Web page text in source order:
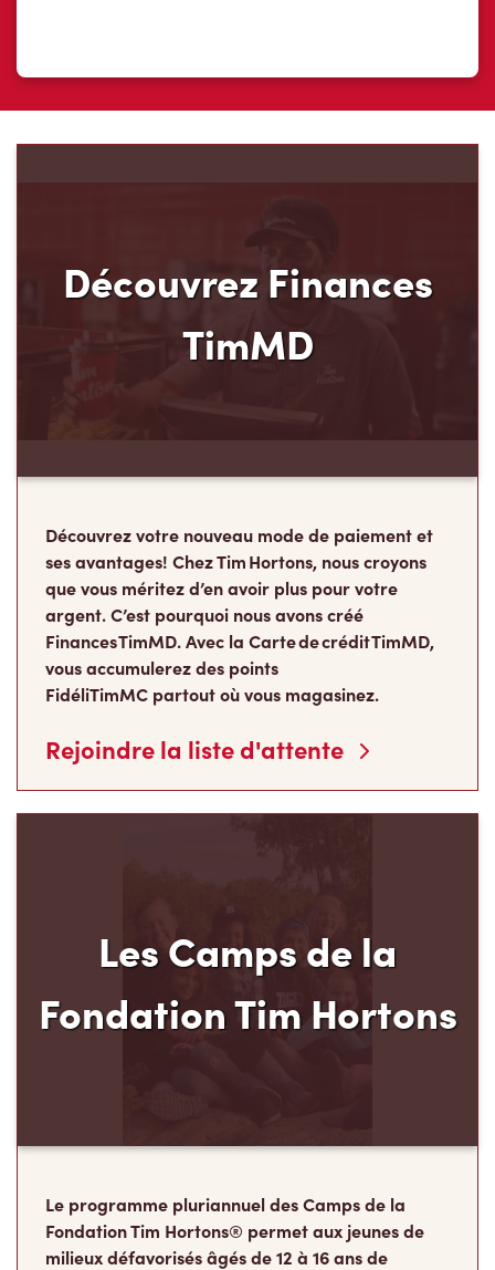
Découvrez Finances
TimMD
Découvrez votre nouveau mode de paiement et
ses avantages! Chez Tim Hortons, nous croyons
que vous méritez d’en avoir plus pour votre
argent. C’est pourquoi nous avons créé
Finances TimMD. Avec la Carte de crédit TimMD,
vous accumulerez des points
FidéliTimMC partout où vous magasinez.
Rejoindre la liste d'attente
Les Camps de la
Fondation Tim Hortons
Le programme pluriannuel des Camps de la
Fondation Tim Hortons® permet aux jeunes de
milieux défavorisés âgés de 12 à 16 ans de